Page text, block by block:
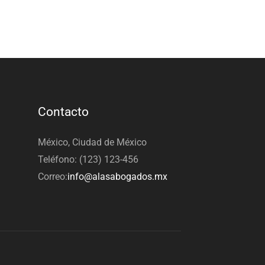
Contacto
México, Ciudad de México
Teléfono: (123) 123-456
Correo:info@alasabogados.mx